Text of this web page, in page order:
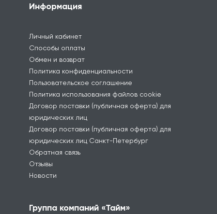
Информация
Личный кабинет
Способы оплаты
Обмен и возврат
Политика конфиденциальности
Пользовательское соглашение
Политика использования файлов cookie
Договор поставки (публичная оферта) для
юридических лиц
Договор поставки (публичная оферта) для
юридических лиц Санкт-Петербург
Обратная связь
Отзывы
Новости
Группа компаний «Тайм»